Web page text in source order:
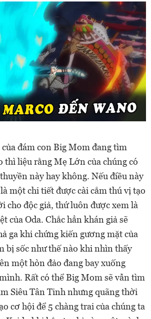
đám con Big Mom đang tìm
thì liệu rằng Mẹ Lớn của chúng có
này hay không. Nếu điều này
một chi tiết được cài cắm thú vị tạo
cho độc giả, thứ luôn được xem là
của Oda. Chắc hẳn khán giả sẽ
ga khi chứng kiến gương mặt của
bị sốc như thế nào khi nhìn thấy
một hòn đảo đang bay xuống
Rất có thể Big Mom sẽ vẫn tìm
Siêu Tân Tinh nhưng quãng thời
cơ hội để 5 chàng trai của chúng ta